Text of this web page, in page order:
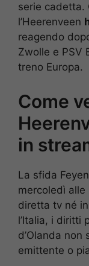
serie cadetta.
l’Heerenveen
reagendo
Zwolle e PSV
treno Europa.
Come
in
La sfida
mercoledì alle
diretta tv né
l’Italia, i diritti
d’Olanda
emittente o